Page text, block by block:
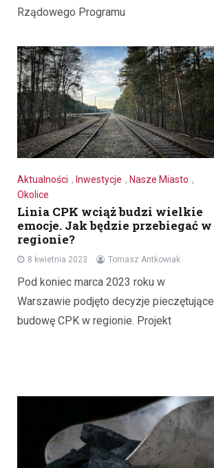
Rządowego Programu
Aktualności , Inwestycje , Nasze Miasto ,
Okolice
Linia CPK wciąż budzi wielkie
emocje. Jak będzie przebiegać w
regionie?
8 kwietnia 2023 Tomasz Antkowiak
Pod koniec marca 2023 roku w
Warszawie podjęto decyzje pieczętujące
budowę CPK w regionie. Projekt